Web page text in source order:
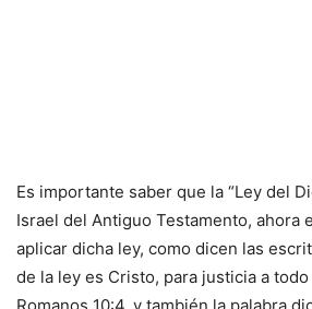
Es importante saber que la “Ley del
Israel del Antiguo Testamento, ahora
aplicar dicha ley, como dicen las
de la ley es Cristo, para justicia a todo